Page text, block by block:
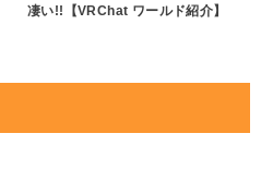
凄い!!【VRChat ワールド紹介】